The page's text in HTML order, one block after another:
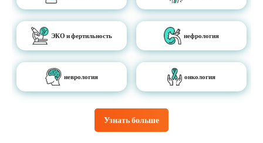
Узнать больше
ЭКО и фертильность нефрология
неврология онкология